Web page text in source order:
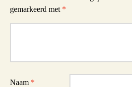
gemarkeerd met *
Naam *